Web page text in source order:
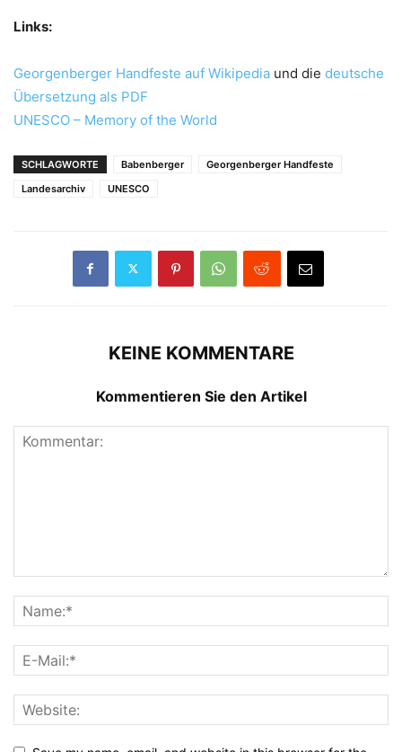
Links:
Georgenberger Handfeste auf Wikipedia und die deutsche
Übersetzung als PDF
UNESCO – Memory of the World
SCHLAGWORTE Babenberger
Georgenberger Handfeste
Landesarchiv
UNESCO
KEINE KOMMENTARE
Kommentieren Sie den Artikel